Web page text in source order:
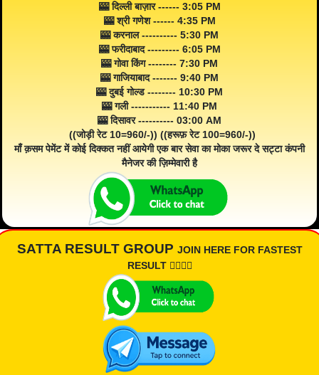
🎰 दिल्ली बाज़ार ------ 3:05 PM
🎰 श्री गणेश ------ 4:35 PM
🎰 करनाल ---------- 5:30 PM
🎰 फरीदाबाद --------- 6:05 PM
🎰 गोवा किंग -------- 7:30 PM
🎰 गाजियाबाद ------- 9:40 PM
🎰 दुबई गोल्ड -------- 10:30 PM
🎰 गली ----------- 11:40 PM
🎰 दिसावर ---------- 03:00 AM
((जोड़ी रेट 10=960/-)) ((हरूफ़ रेट 100=960/-))
माँ क़सम पेमेंट में कोई दिक्कत नहीं आयेगी एक बार सेवा का मोका जरूर दे सट्टा कंपनी
मैनेजर की ज़िम्मेवारी है
SATTA RESULT GROUP JOIN HERE FOR FASTEST
RESULT 👇🏾👇🏾